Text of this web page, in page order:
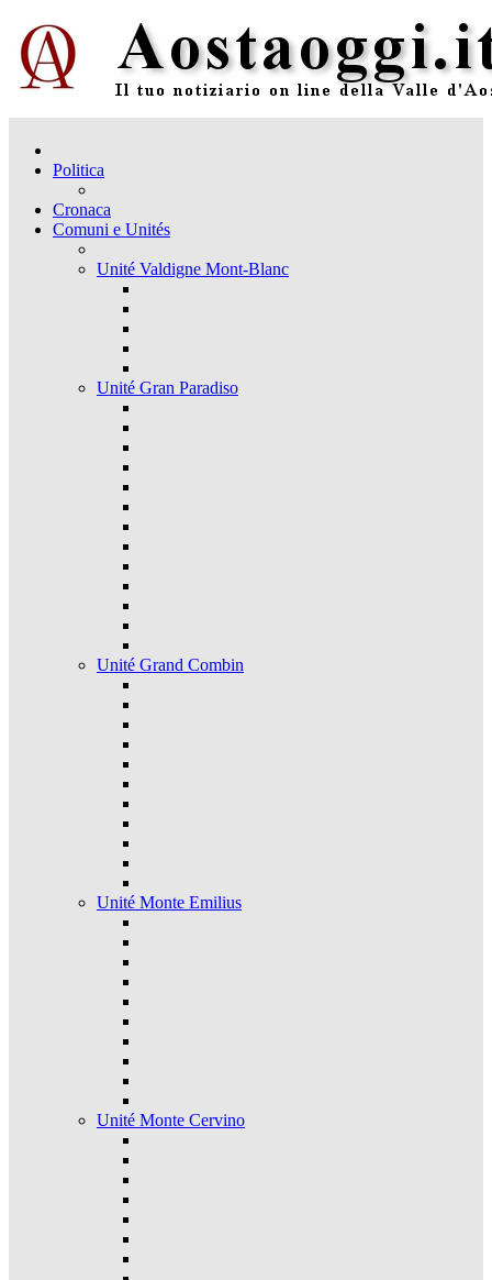
Politica
Cronaca
Comuni e Unités
Unité Valdigne Mont-Blanc
Unité Gran Paradiso
Unité Grand Combin
Unité Monte Emilius
Unité Monte Cervino